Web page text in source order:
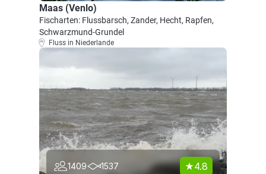
Maas (Venlo)
Fischarten: Flussbarsch, Zander, Hecht, Rapfen,
Schwarzmund-Grundel
Fluss in Niederlande
1409 1537 4.8